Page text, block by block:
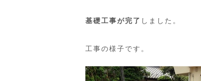
基礎工事が完了 しました。
工事の様子です。